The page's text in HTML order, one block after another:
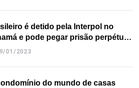
é detido pela Interpol no
e pode pegar prisão perpétua
EUA
01/2023
do mundo de casas